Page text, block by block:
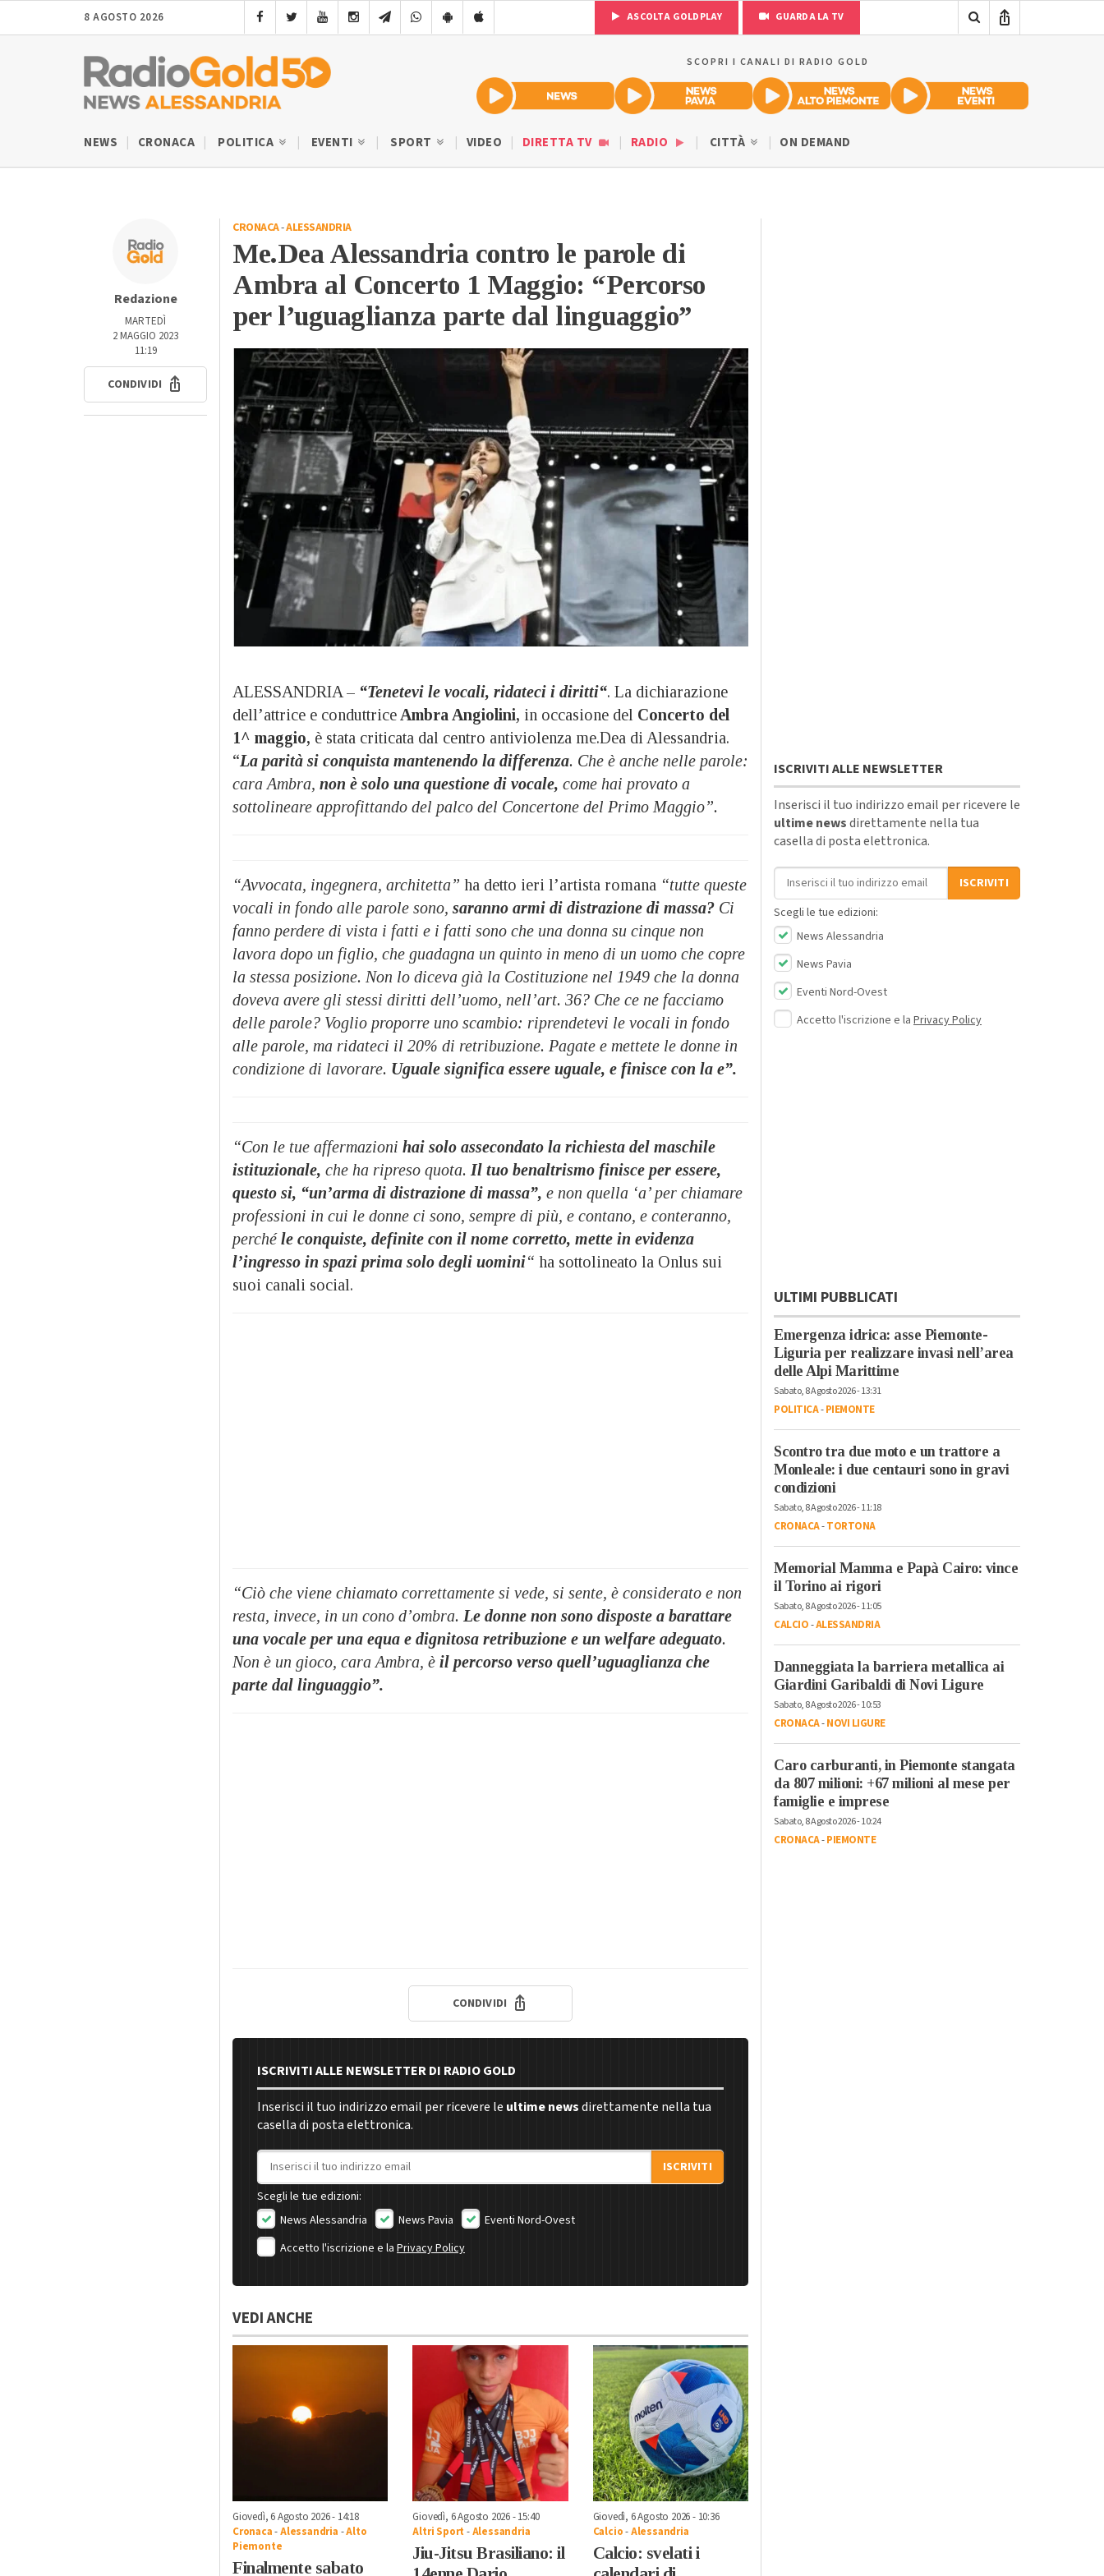
8 AGOSTO 2026 ASCOLTA GOLDPLAY GUARDA LA TV
SCOPRI I CANALI DI RADIO GOLD
NEWS CRONACA POLITICA EVENTI SPORT VIDEO DIRETTA TV RADIO CITTÀ ON DEMAND
Redazione
MARTEDÌ
2 MAGGIO 2023
11:19
CONDIVIDI
CRONACA-ALESSANDRIA
Me.Dea Alessandria contro le parole di
Ambra al Concerto 1 Maggio: “Percorso
per l’uguaglianza parte dal linguaggio”
ALESSANDRIA – “Tenetevi le vocali, ridateci i diritti“. La dichiarazione
dell’attrice e conduttriceAmbra Angiolini, in occasione del Concerto del
1^ maggio, è stata criticata dal centro antiviolenza me.Dea di Alessandria.
“La parità si conquista mantenendo la differenza. Che è anche nelle parole:
cara Ambra, non è solo una questione di vocale, come hai provato a
sottolineare approfittando del palco del Concertone del Primo Maggio”.
“Avvocata, ingegnera, architetta” ha detto ieri l’artista romana “tutte queste
vocali in fondo alle parole sono, saranno armi di distrazione di massa? Ci
fanno perdere di vista i fatti e i fatti sono che una donna su cinque non
lavora dopo un figlio, che guadagna un quinto in meno di un uomo che copre
la stessa posizione. Non lo diceva già la Costituzione nel 1949 che la donna
doveva avere gli stessi diritti dell’uomo, nell’art. 36? Che ce ne facciamo
delle parole? Voglio proporre uno scambio: riprendetevi le vocali in fondo
alle parole, ma ridateci il 20% di retribuzione. Pagate e mettete le donne in
condizione di lavorare. Uguale significa essere uguale, e finisce con la e”.
“Con le tue affermazioni hai solo assecondato la richiesta del maschile
istituzionale, che ha ripreso quota. Il tuo benaltrismo finisce per essere,
questo si, “un’arma di distrazione di massa”, e non quella ‘a’ per chiamare
professioni in cui le donne ci sono, sempre di più, e contano, e conteranno,
perchéle conquiste, definite con il nome corretto, mette in evidenza
l’ingresso in spazi prima solo degli uomini“ ha sottolineato la Onlus sui
suoi canali social.
“Ciò che viene chiamato correttamente si vede, si sente, è considerato e non
resta, invece, in un cono d’ombra. Le donne non sono disposte a barattare
una vocale per una equa e dignitosa retribuzione e un welfare adeguato.
Non è un gioco, cara Ambra, è il percorso verso quell’uguaglianza che
parte dal linguaggio”.
CONDIVIDI
ISCRIVITI ALLE NEWSLETTER DI RADIO GOLD
Inserisci il tuo indirizzo email per ricevere le ultime newsdirettamente nella tua
casella di posta elettronica.
Indirizzo email
ISCRIVITI
Scegli le tue edizioni:
News Alessandria
News Pavia
Eventi Nord-Ovest
Accetto l'iscrizione e la Privacy Policy
VEDI ANCHE
Giovedì, 6 Agosto 2026 - 14:18
Cronaca-Alessandria -Alto
Piemonte
Finalmente sabato
Giovedì, 6 Agosto 2026 - 15:40
Altri Sport -Alessandria
Jiu-Jitsu Brasiliano: il
Giovedì, 6 Agosto 2026 - 10:36
Calcio-Alessandria
Calcio: svelati i
ISCRIVITI ALLE NEWSLETTER
Inserisci il tuo indirizzo email per ricevere le
ultime newsdirettamente nella tua
casella di posta elettronica.
Indirizzo email
ISCRIVITI
Scegli le tue edizioni:
News Alessandria
News Pavia
Eventi Nord-Ovest
Accetto l'iscrizione e la Privacy Policy
ULTIMI PUBBLICATI
Emergenza idrica: asse Piemonte-
Liguria per realizzare invasi nell’area
delle Alpi Marittime
Sabato, 8 Agosto 2026 - 13:31
POLITICA-PIEMONTE
Scontro tra due moto e un trattore a
Monleale: i due centauri sono in gravi
condizioni
Sabato, 8 Agosto 2026 - 11:18
CRONACA-TORTONA
Memorial Mamma e Papà Cairo: vince
il Torino ai rigori
Sabato, 8 Agosto 2026 - 11:05
CALCIO-ALESSANDRIA
Danneggiata la barriera metallica ai
Giardini Garibaldi di Novi Ligure
Sabato, 8 Agosto 2026 - 10:53
CRONACA-NOVI LIGURE
Caro carburanti, in Piemonte stangata
da 807 milioni: +67 milioni al mese per
famiglie e imprese
Sabato, 8 Agosto 2026 - 10:24
CRONACA-PIEMONTE